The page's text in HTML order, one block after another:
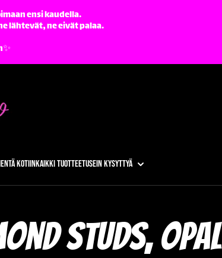
ensi kaudella.
lähtevät, ne eivät palaa.
kotiinKaikki tuotteetUsein kysyttyä
Studs, Opal